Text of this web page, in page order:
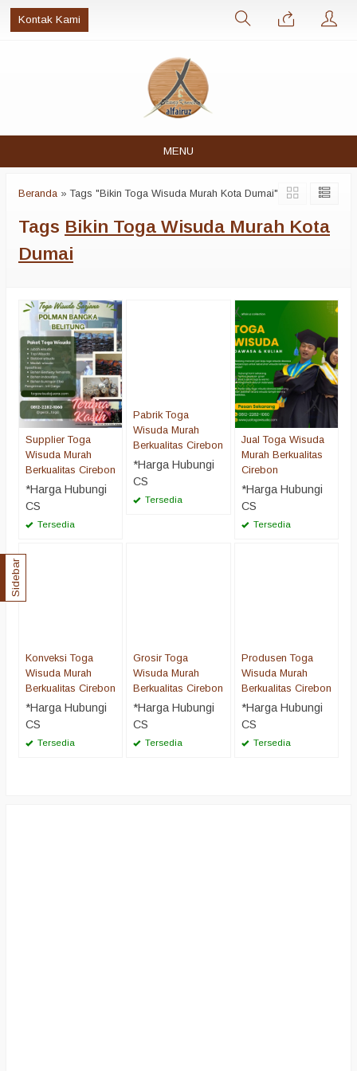
Kontak Kami
MENU
Beranda »Tags "Bikin Toga Wisuda Murah Kota Dumai"
Tags Bikin Toga Wisuda Murah Kota
Dumai
Supplier Toga
Wisuda Murah
Berkualitas Cirebon
*Harga Hubungi
CS
Tersedia
Pabrik Toga
Wisuda Murah
Berkualitas Cirebon
*Harga Hubungi
CS
Tersedia
Jual Toga Wisuda
Murah Berkualitas
Cirebon
*Harga Hubungi
CS
Tersedia
Konveksi Toga
Wisuda Murah
Berkualitas Cirebon
*Harga Hubungi
CS
Tersedia
Grosir Toga
Wisuda Murah
Berkualitas Cirebon
*Harga Hubungi
CS
Tersedia
Produsen Toga
Wisuda Murah
Berkualitas Cirebon
*Harga Hubungi
CS
Tersedia
Sidebar